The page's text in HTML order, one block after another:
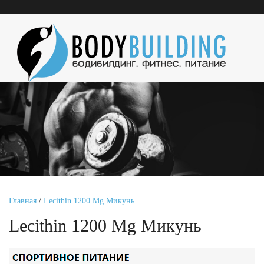
Главная / Lecithin 1200 Mg Микунь
Lecithin 1200 Mg Микунь